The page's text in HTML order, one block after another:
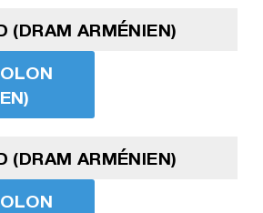
(DRAM ARMÉNIEN)
(DRAM ARMÉNIEN)